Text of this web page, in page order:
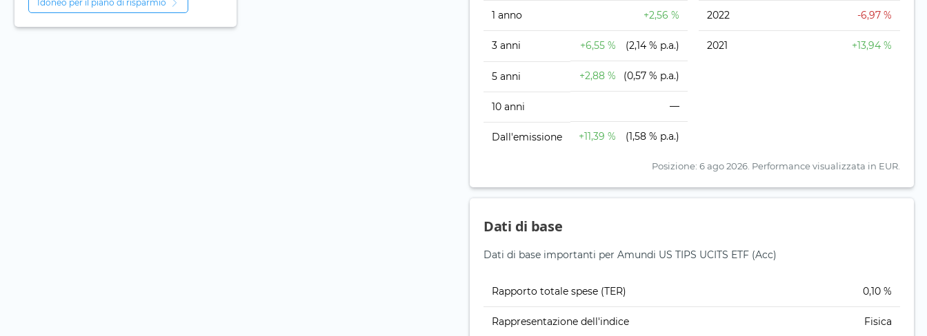
Idoneo per il piano di risparmio
1 anno +2,56 %
3 anni +6,55 % (2,14 % p.a.)
5 anni +2,88 % (0,57 % p.a.)
10 anni —
Dall'emissione +11,39 % (1,58 % p.a.)
2022 -6,97 %
2021 +13,94 %
Posizione: 6 ago 2026. Performance visualizzata in EUR.
Dati di base
Dati di base importanti per Amundi US TIPS UCITS ETF (Acc)
Rapporto totale spese (TER) 0,10 %
Rappresentazione dell'indice Fisica